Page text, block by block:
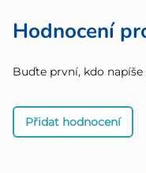
Hodnocení
Buďte první, kdo
Přidat hodnocení